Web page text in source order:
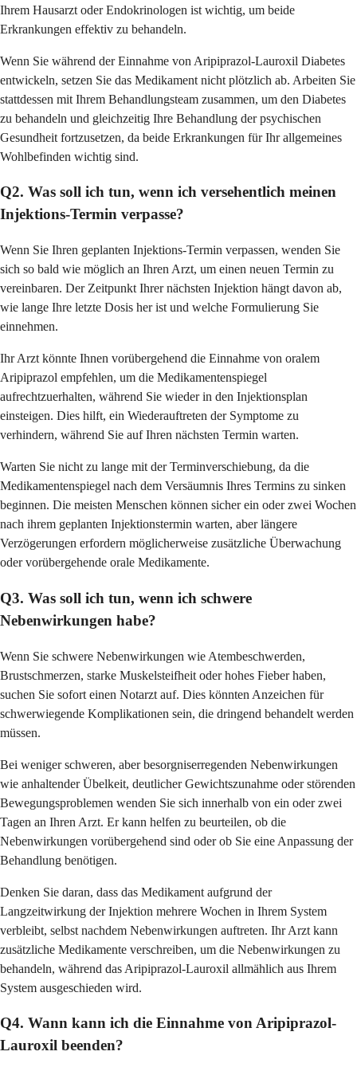
Ihrem Hausarzt oder Endokrinologen ist wichtig, um beide
Erkrankungen effektiv zu behandeln.
Wenn Sie während der Einnahme von Aripiprazol-Lauroxil Diabetes
entwickeln, setzen Sie das Medikament nicht plötzlich ab. Arbeiten Sie
stattdessen mit Ihrem Behandlungsteam zusammen, um den Diabetes
zu behandeln und gleichzeitig Ihre Behandlung der psychischen
Gesundheit fortzusetzen, da beide Erkrankungen für Ihr allgemeines
Wohlbefinden wichtig sind.
Q2. Was soll ich tun, wenn ich versehentlich meinen
Injektions-Termin verpasse?
Wenn Sie Ihren geplanten Injektions-Termin verpassen, wenden Sie
sich so bald wie möglich an Ihren Arzt, um einen neuen Termin zu
vereinbaren. Der Zeitpunkt Ihrer nächsten Injektion hängt davon ab,
wie lange Ihre letzte Dosis her ist und welche Formulierung Sie
einnehmen.
Ihr Arzt könnte Ihnen vorübergehend die Einnahme von oralem
Aripiprazol empfehlen, um die Medikamentenspiegel
aufrechtzuerhalten, während Sie wieder in den Injektionsplan
einsteigen. Dies hilft, ein Wiederauftreten der Symptome zu
verhindern, während Sie auf Ihren nächsten Termin warten.
Warten Sie nicht zu lange mit der Terminverschiebung, da die
Medikamentenspiegel nach dem Versäumnis Ihres Termins zu sinken
beginnen. Die meisten Menschen können sicher ein oder zwei Wochen
nach ihrem geplanten Injektionstermin warten, aber längere
Verzögerungen erfordern möglicherweise zusätzliche Überwachung
oder vorübergehende orale Medikamente.
Q3. Was soll ich tun, wenn ich schwere
Nebenwirkungen habe?
Wenn Sie schwere Nebenwirkungen wie Atembeschwerden,
Brustschmerzen, starke Muskelsteifheit oder hohes Fieber haben,
suchen Sie sofort einen Notarzt auf. Dies könnten Anzeichen für
schwerwiegende Komplikationen sein, die dringend behandelt werden
müssen.
Bei weniger schweren, aber besorgniserregenden Nebenwirkungen
wie anhaltender Übelkeit, deutlicher Gewichtszunahme oder störenden
Bewegungsproblemen wenden Sie sich innerhalb von ein oder zwei
Tagen an Ihren Arzt. Er kann helfen zu beurteilen, ob die
Nebenwirkungen vorübergehend sind oder ob Sie eine Anpassung der
Behandlung benötigen.
Denken Sie daran, dass das Medikament aufgrund der
Langzeitwirkung der Injektion mehrere Wochen in Ihrem System
verbleibt, selbst nachdem Nebenwirkungen auftreten. Ihr Arzt kann
zusätzliche Medikamente verschreiben, um die Nebenwirkungen zu
behandeln, während das Aripiprazol-Lauroxil allmählich aus Ihrem
System ausgeschieden wird.
Q4. Wann kann ich die Einnahme von Aripiprazol-
Lauroxil beenden?